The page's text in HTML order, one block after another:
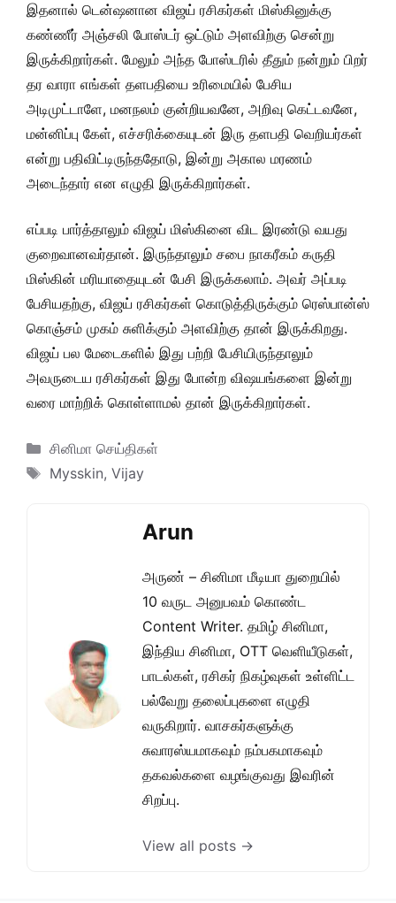
இதனால் டென்ஷனான விஜய் ரசிகர்கள் மிஸ்கினுக்கு
கண்ணீர் அஞ்சலி போஸ்டர் ஒட்டும் அளவிற்கு சென்று
இருக்கிறார்கள். மேலும் அந்த போஸ்டரில் தீதும் நன்றும் பிறர்
தர வாரா எங்கள் தளபதியை உரிமையில் பேசிய
அடிமுட்டாளே, மனநலம் குன்றியவனே, அறிவு கெட்டவனே,
மன்னிப்பு கேள், எச்சரிக்கையுடன் இரு தளபதி வெறியர்கள்
என்று பதிவிட்டிருந்ததோடு, இன்று அகால மரணம்
அடைந்தார் என எழுதி இருக்கிறார்கள்.
எப்படி பார்த்தாலும் விஜய் மிஸ்கினை விட இரண்டு வயது
குறைவானவர்தான். இருந்தாலும் சபை நாகரீகம் கருதி
மிஸ்கின் மரியாதையுடன் பேசி இருக்கலாம். அவர் அப்படி
பேசியதற்கு, விஜய் ரசிகர்கள் கொடுத்திருக்கும் ரெஸ்பான்ஸ்
கொஞ்சம் முகம் சுளிக்கும் அளவிற்கு தான் இருக்கிறது.
விஜய் பல மேடைகளில் இது பற்றி பேசியிருந்தாலும்
அவருடைய ரசிகர்கள் இது போன்ற விஷயங்களை இன்று
வரை மாற்றிக் கொள்ளாமல் தான் இருக்கிறார்கள்.
Categories
சினிமா செய்திகள்
Tags
Mysskin, Vijay
Arun
அருண் – சினிமா மீடியா துறையில்
10 வருட அனுபவம் கொண்ட
Content Writer. தமிழ் சினிமா,
இந்திய சினிமா, OTT வெளியீடுகள்,
பாடல்கள், ரசிகர் நிகழ்வுகள் உள்ளிட்ட
பல்வேறு தலைப்புகளை எழுதி
வருகிறார். வாசகர்களுக்கு
சுவாரஸ்யமாகவும் நம்பகமாகவும்
தகவல்களை வழங்குவது இவரின்
சிறப்பு.
View all posts →